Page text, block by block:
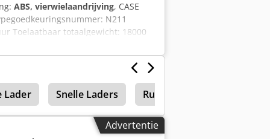
ABS, vierwielaandrijving, CASE
N211
Toelaatbaar totaalgewicht: 18000
Transporthoogte: 2,89 m Kleur:
u graag ook op het gebied van
onder voorbehoud. Fouten en
Lader Snelle Laders Rupsgraafmachines
Advertentie